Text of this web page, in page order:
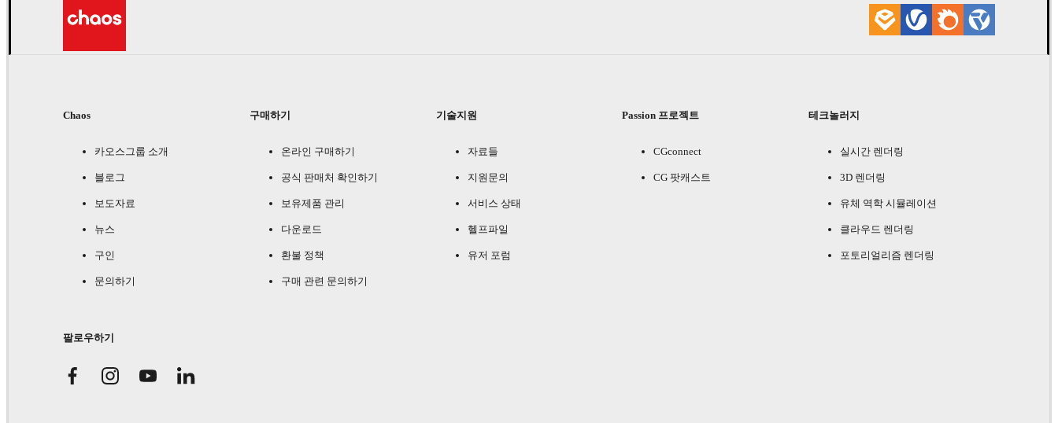
Chaos
카오스그룹 소개
블로그
보도자료
뉴스
구인
문의하기
구매하기
온라인 구매하기
공식 판매처 확인하기
보유제품 관리
다운로드
환불 정책
구매 관련 문의하기
기술지원
자료들
지원문의
서비스 상태
헬프파일
유저 포럼
Passion 프로젝트
CGconnect
CG 팟캐스트
테크놀러지
실시간 렌더링
3D 렌더링
유체 역학 시뮬레이션
클라우드 렌더링
포토리얼리즘 렌더링
팔로우하기